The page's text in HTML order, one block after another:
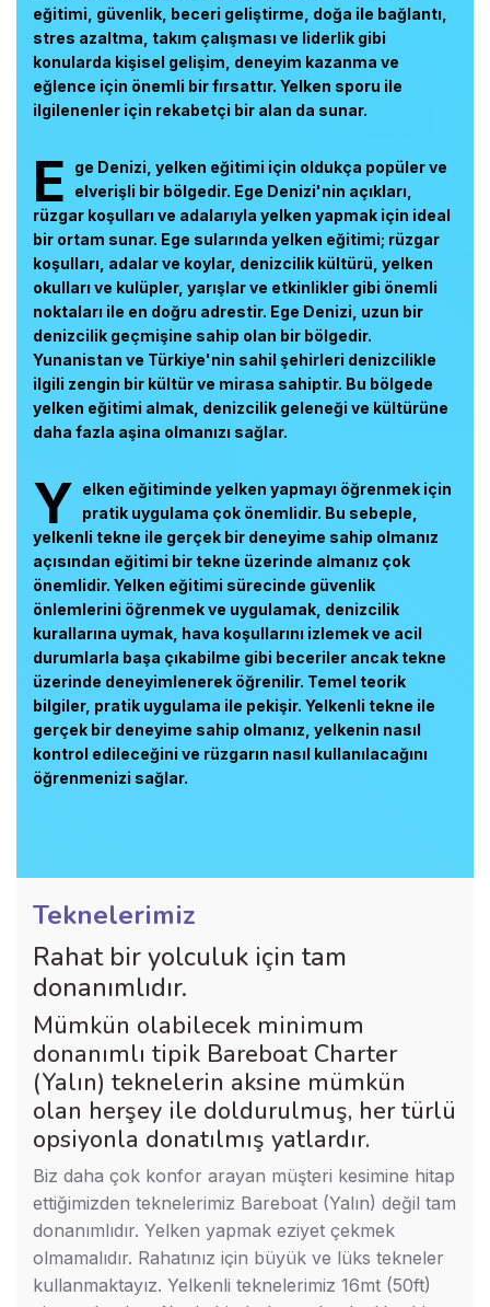
eğitimi, güvenlik, beceri geliştirme, doğa ile bağlantı,
stres azaltma, takım çalışması ve liderlik gibi
konularda kişisel gelişim, deneyim kazanma ve
eğlence için önemli bir fırsattır. Yelken sporu ile
ilgilenenler için rekabetçi bir alan da sunar.
E
ge Denizi, yelken eğitimi için oldukça popüler ve
elverişli bir bölgedir. Ege Denizi'nin açıkları,
rüzgar koşulları ve adalarıyla yelken yapmak için ideal
bir ortam sunar. Ege sularında yelken eğitimi; rüzgar
koşulları, adalar ve koylar, denizcilik kültürü, yelken
okulları ve kulüpler, yarışlar ve etkinlikler gibi önemli
noktaları ile en doğru adrestir. Ege Denizi, uzun bir
denizcilik geçmişine sahip olan bir bölgedir.
Yunanistan ve Türkiye'nin sahil şehirleri denizcilikle
ilgili zengin bir kültür ve mirasa sahiptir. Bu bölgede
yelken eğitimi almak, denizcilik geleneği ve kültürüne
daha fazla aşina olmanızı sağlar.
Y elken eğitiminde yelken yapmayı öğrenmek için
pratik uygulama çok önemlidir. Bu sebeple,
yelkenli tekne ile gerçek bir deneyime sahip olmanız
açısından eğitimi bir tekne üzerinde almanız çok
önemlidir. Yelken eğitimi sürecinde güvenlik
önlemlerini öğrenmek ve uygulamak, denizcilik
kurallarına uymak, hava koşullarını izlemek ve acil
durumlarla başa çıkabilme gibi beceriler ancak tekne
üzerinde deneyimlenerek öğrenilir. Temel teorik
bilgiler, pratik uygulama ile pekişir. Yelkenli tekne ile
gerçek bir deneyime sahip olmanız, yelkenin nasıl
kontrol edileceğini ve rüzgarın nasıl kullanılacağını
öğrenmenizi sağlar.
Teknelerimiz
Rahat bir yolculuk için tam
donanımlıdır.
Mümkün olabilecek minimum
donanımlı tipik Bareboat Charter
(Yalın) teknelerin aksine mümkün
olan herşey ile doldurulmuş, her türlü
opsiyonla donatılmış yatlardır.
Biz daha çok konfor arayan müşteri kesimine hitap
ettiğimizden teknelerimiz Bareboat (Yalın) değil tam
donanımlıdır. Yelken yapmak eziyet çekmek
olmamalıdır. Rahatınız için büyük ve lüks tekneler
kullanmaktayız. Yelkenli teknelerimiz 16mt (50ft)